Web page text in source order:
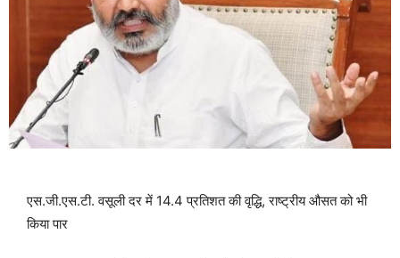
एस.जी.एस.टी. वसूली दर में 14.4 प्रतिशत की वृद्धि, राष्ट्रीय औसत को भी
किया पार